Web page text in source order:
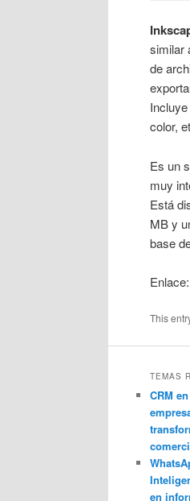
similar
de
color,
Es un
muy
Está
MB y
base
Enlace:
This
TEMAS
CRM
en